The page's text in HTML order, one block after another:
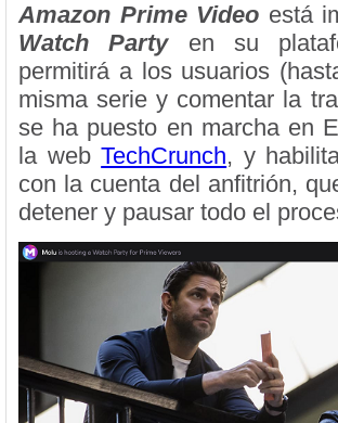
Amazon Prime Video está
Watch Partyen su
permitirá a los usuarios
misma serie y comentar la
se ha puesto en marcha en
la webTechCrunch, y
con la cuenta del anfitrión,
detener y pausar todo el